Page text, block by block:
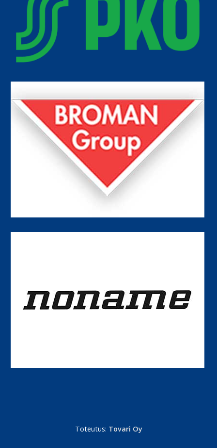
Toteutus: Tovari Oy